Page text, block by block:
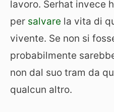
lavoro. Serhat invece
per salvare la vita di
vivente. Se non si
probabilmente
non dal suo tram da
qualcun altro.